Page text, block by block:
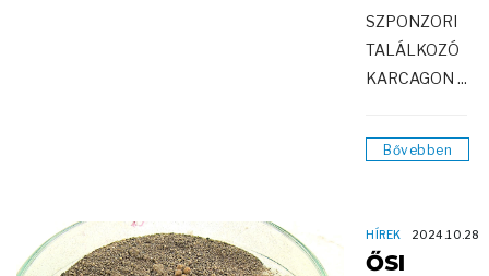
SZPONZORI
TALÁLKOZÓ
KARCAGON ...
Bővebben
HÍREK 2024.10.28
ŐSI